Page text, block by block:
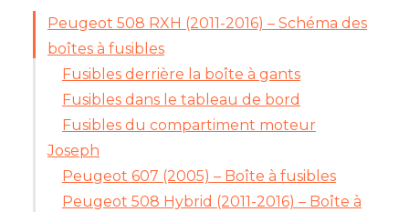
Peugeot 508 RXH (2011-2016) – Schéma des
boîtes à fusibles
Fusibles derrière la boîte à gants
Fusibles dans le tableau de bord
Fusibles du compartiment moteur
Joseph
Peugeot 607 (2005) – Boîte à fusibles
Peugeot 508 Hybrid (2011-2016) – Boîte à